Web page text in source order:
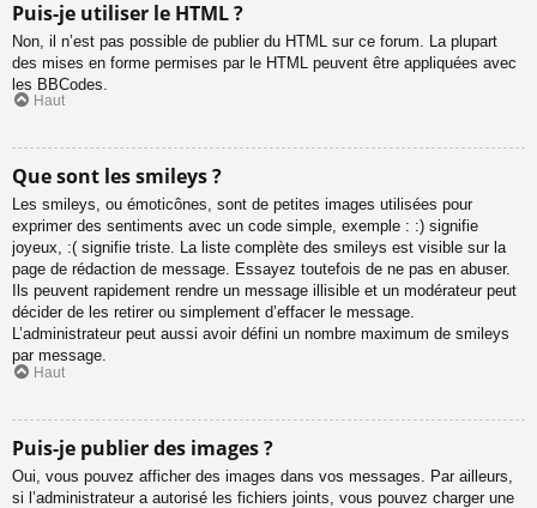
Puis-je utiliser le HTML ?
Non, il n’est pas possible de publier du HTML sur ce forum. La plupart
des mises en forme permises par le HTML peuvent être appliquées avec
les BBCodes.
Haut
Que sont les smileys ?
Les smileys, ou émoticônes, sont de petites images utilisées pour
exprimer des sentiments avec un code simple, exemple : :) signifie
joyeux, :( signifie triste. La liste complète des smileys est visible sur la
page de rédaction de message. Essayez toutefois de ne pas en abuser.
Ils peuvent rapidement rendre un message illisible et un modérateur peut
décider de les retirer ou simplement d’effacer le message.
L’administrateur peut aussi avoir défini un nombre maximum de smileys
par message.
Haut
Puis-je publier des images ?
Oui, vous pouvez afficher des images dans vos messages. Par ailleurs,
si l’administrateur a autorisé les fichiers joints, vous pouvez charger une